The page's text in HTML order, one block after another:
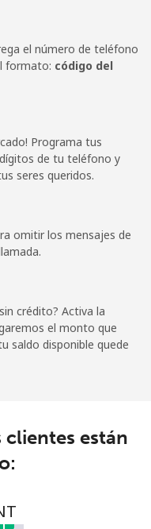
4 min por ⁦£5⁩ -
90 min por ⁦£5⁩ ⁦6p⁩
min por ⁦£5⁩ -
el número de teléfono
formato: código del
Programa tus
de tu teléfono y
seres queridos.
omitir los mensajes de
crédito? Activa la
el monto que
saldo disponible quede
están